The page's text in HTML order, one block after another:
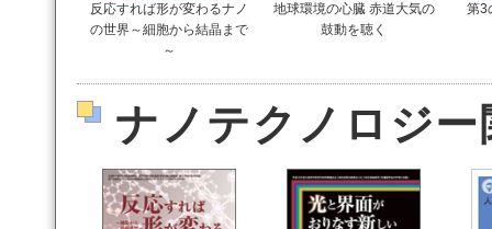
反応すれば形が変わるナノ
の世界～細胞から結晶まで
～
地球環境の心臓 赤道大気の
鼓動を聴く
第3
ナノテクノロジー